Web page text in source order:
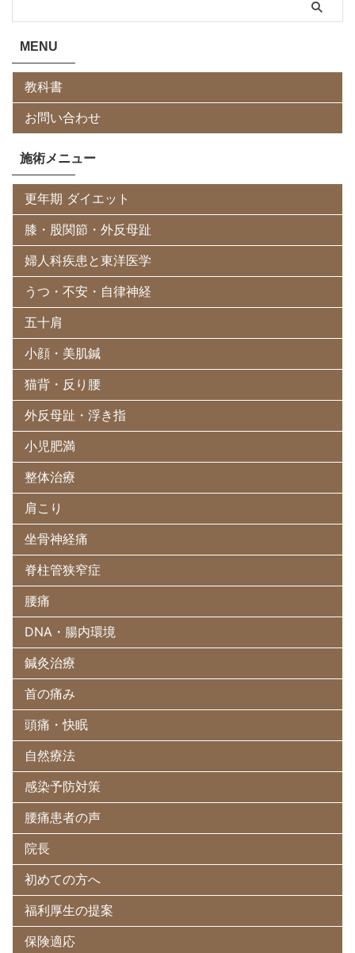
MENU
教科書
お問い合わせ
施術メニュー
更年期 ダイエット
膝・股関節・外反母趾
婦人科疾患と東洋医学
うつ・不安・自律神経
五十肩
小顔・美肌鍼
猫背・反り腰
外反母趾・浮き指
小児肥満
整体治療
肩こり
坐骨神経痛
脊柱管狭窄症
腰痛
DNA・腸内環境
鍼灸治療
首の痛み
頭痛・快眠
自然療法
感染予防対策
腰痛患者の声
院長
初めての方へ
福利厚生の提案
保険適応